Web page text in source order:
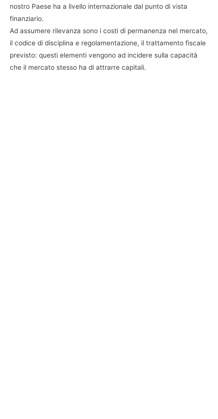
nostro Paese ha a livello internazionale dal punto di vista
finanziario.
Ad assumere rilevanza sono i costi di permanenza nel mercato,
il codice di disciplina e regolamentazione, il trattamento fiscale
previsto: questi elementi vengono ad incidere sulla capacità
che il mercato stesso ha di attrarre capitali.